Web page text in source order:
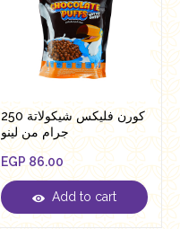
كورن فليكس شيكولاتة 250
جرام من لينو
EGP 86.00
EGP 86.00
Add to cart